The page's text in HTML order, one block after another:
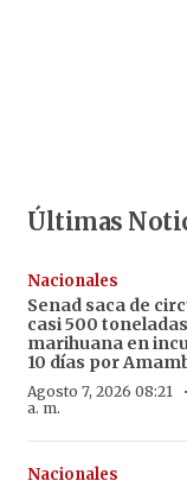
Últimas
Nacionales
Senad saca de
casi 500
marihuana en
10 días por
Agosto 7, 2026 08:21
a. m.
Nacionales